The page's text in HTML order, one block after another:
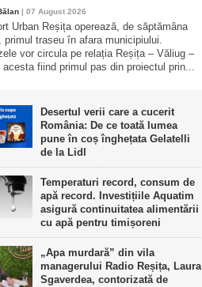
| 07 August 2026
Urban Reșița operează, de săptămâna
primul traseu în afara municipiului.
vor circula pe relația Reșița – Văliug –
fiind primul pas din proiectul prin...
Desertul verii care a cucerit
România: De ce toată lumea
pune în coș înghețata Gelatelli
de la Lidl
Temperaturi record, consum de
apă record. Investițiile Aquatim
asigură continuitatea alimentării
cu apă pentru timișoreni
„Apa murdară” din vila
managerului Radio Reșița, Laura
Sgaverdea, contorizată de